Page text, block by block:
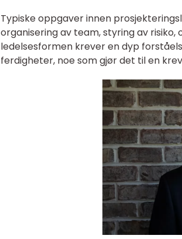
Typiske oppgaver innen
organisering av team, styring av
ledelsesformen krever en dyp
ferdigheter, noe som gjør det til en